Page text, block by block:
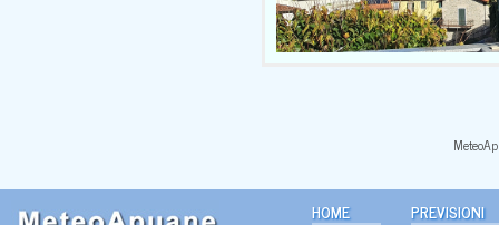
HOME PREVISIONI